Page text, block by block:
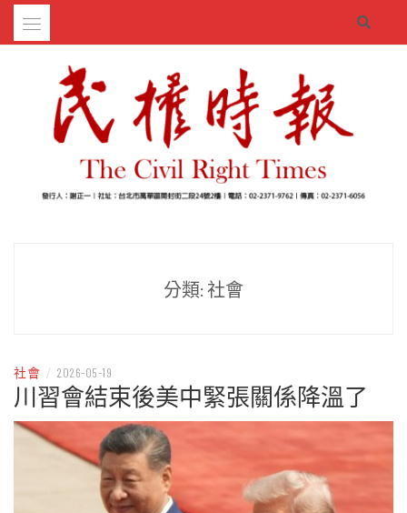
Skip
分類: 社會
社會 / 2026-05-19
川習會結束後美中緊張關係降溫了